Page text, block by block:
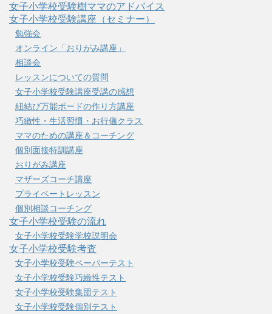
女子小学校受験樹ママのアドバイス
女子小学校受験講座（セミナー）
勉強会
オンライン「おりがみ講座」
相談会
レッスンについての質問
女子小学校受験講座受講の感想
紐結び万能ボードの作り方講座
巧緻性・生活習慣・お行儀クラス
ママのための講座＆コーチング
個別面接特訓講座
おりがみ講座
マザーズコーチ講座
プライベートレッスン
個別相談コーチング
女子小学校受験の流れ
女子小学校受験学校説明会
女子小学校受験考査
女子小学校受験ペーパーテスト
女子小学校受験巧緻性テスト
女子小学校受験集団テスト
女子小学校受験個別テスト